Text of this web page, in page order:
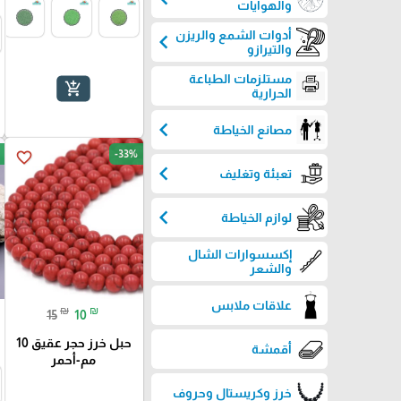
والهوايات
أدوات الشمع والريزن
والتيرازو
chevron_left
مستلزمات الطباعة
الحرارية
مصانع الخياطة chevron_left
تعبئة وتغليف chevron_left
لوازم الخياطة chevron_left
إكسسوارات الشال
والشعر
علاقات ملابس
أقمشة
خرز وكريستال وحروف
add_shopping_cart
favorite_border -33%
15 ₪ 10 ₪
حبل خرز حجر عقيق 10
مم-أحمر